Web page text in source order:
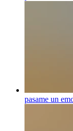
pasame un